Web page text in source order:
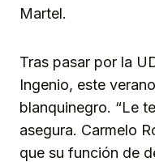
Martel.
Tras pasar por la
Ingenio, este
blanquinegro. “Le
asegura. Carmelo
que su función de